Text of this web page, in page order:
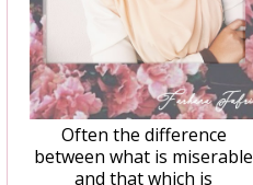
Often the difference
between what is miserable
and that which is